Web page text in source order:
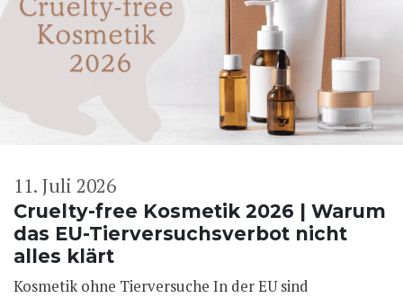
Cruelty-free Kosmetik 2026 | Warum
das EU-Tierversuchsverbot nicht
alles klärt
11. Juli 2026
Kosmetik ohne Tierversuche In der EU sind